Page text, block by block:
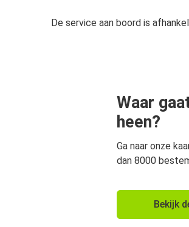
De service aan boord is
Waar
heen?
Ga naar onze
dan 8000
Bekijk